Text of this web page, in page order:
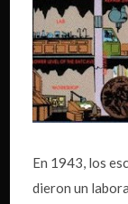
En 1943, los
dieron un